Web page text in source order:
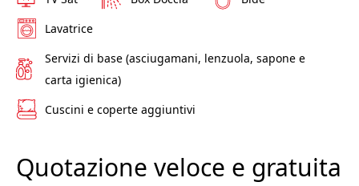
Lavatrice
Servizi di base (asciugamani, lenzuola, sapone e
carta igienica)
Cuscini e coperte aggiuntivi
Quotazione veloce e gratuita